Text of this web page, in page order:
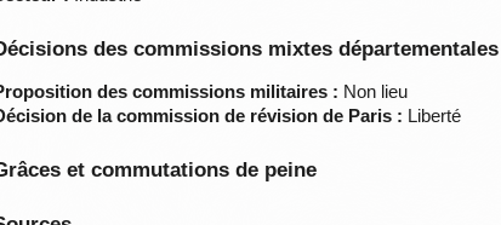
des commissions mixtes
des commissions militaires : Non lieu
de la commission de révision de Paris : Liberté
et commutations de peine